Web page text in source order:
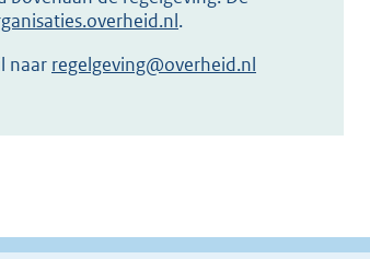
.
naar regelgeving@overheid.nl